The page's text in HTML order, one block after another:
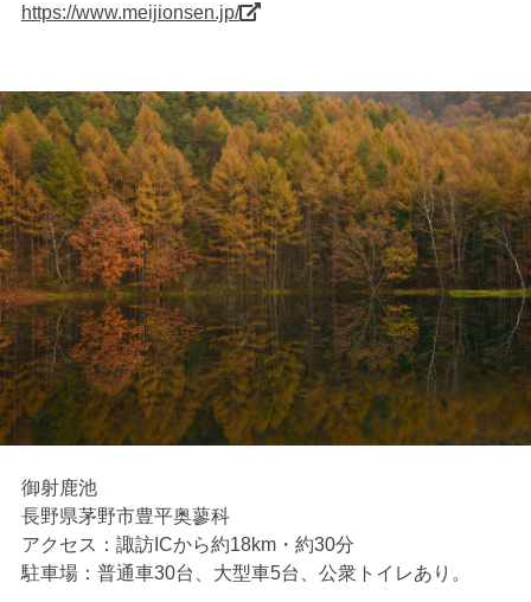
https://www.meijionsen.jp/
御射鹿池
長野県茅野市豊平奥蓼科
アクセス：諏訪ICから約18km・約30分
駐車場：普通車30台、大型車5台、公衆トイレあり。